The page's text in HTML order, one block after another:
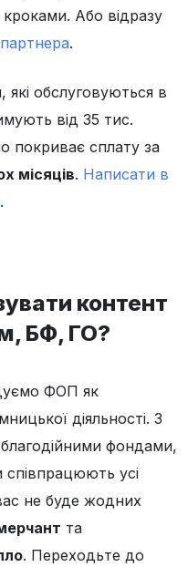
Або відразу
.
обслуговуються в
від 35 тис.
покриває сплату за
місяців. Написати в
.
контент
БФ, ГО?
ФОП як
діяльності. З
фондами,
співпрацюють усі
не буде жодних
та
. Переходьте до